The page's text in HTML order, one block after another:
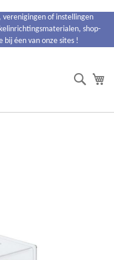
verenigingen of instellingen
shop-
bij éen van onze sites !
Search